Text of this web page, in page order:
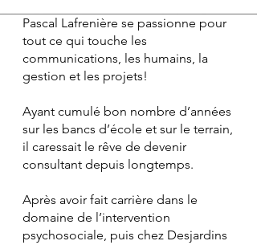
Pascal Lafrenière se passionne pour
tout ce qui touche les
communications, les humains, la
gestion et les projets!
Ayant cumulé bon nombre d’années
sur les bancs d’école et sur le terrain,
il caressait le rêve de devenir
consultant depuis longtemps.
Après avoir fait carrière dans le
domaine de l’intervention
psychosociale, puis chez Desjardins